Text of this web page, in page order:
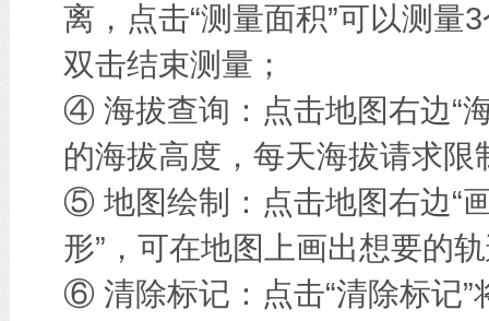
离，点击“测量面积”可以测量
双击结束测量；
④ 海拔查询：点击地图右边“
的海拔高度，每天海拔请求
⑤ 地图绘制：点击地图右边“画
形”，可在地图上画出想要的
⑥ 清除标记：点击“清除标记